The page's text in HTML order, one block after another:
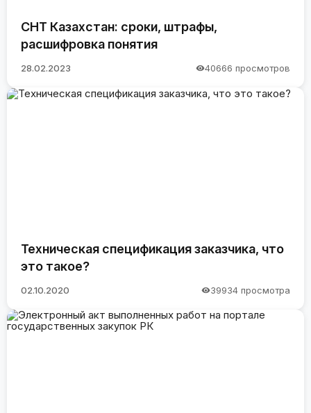
СНТ Казахстан: сроки, штрафы,
расшифровка понятия
28.02.2023 40666 просмотров
Техническая спецификация заказчика, что
это такое?
02.10.2020 39934 просмотра